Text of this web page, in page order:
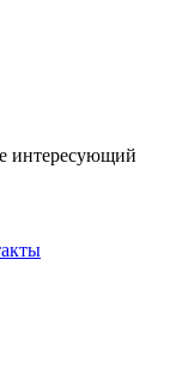
интересующий